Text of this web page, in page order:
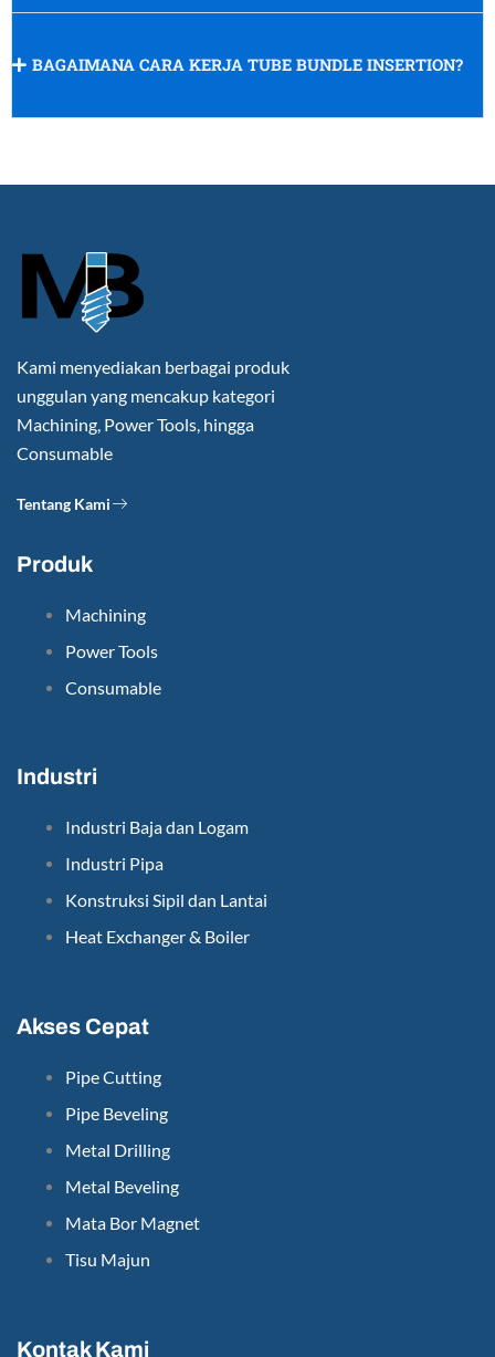
BAGAIMANA CARA KERJA TUBE BUNDLE INSERTION?
Kami menyediakan berbagai produk
unggulan yang mencakup kategori
Machining, Power Tools, hingga
Consumable
Tentang Kami
Produk
Machining
Power Tools
Consumable
Industri
Industri Baja dan Logam
Industri Pipa
Konstruksi Sipil dan Lantai
Heat Exchanger & Boiler
Akses Cepat
Pipe Cutting
Pipe Beveling
Metal Drilling
Metal Beveling
Mata Bor Magnet
Tisu Majun
Kontak Kami